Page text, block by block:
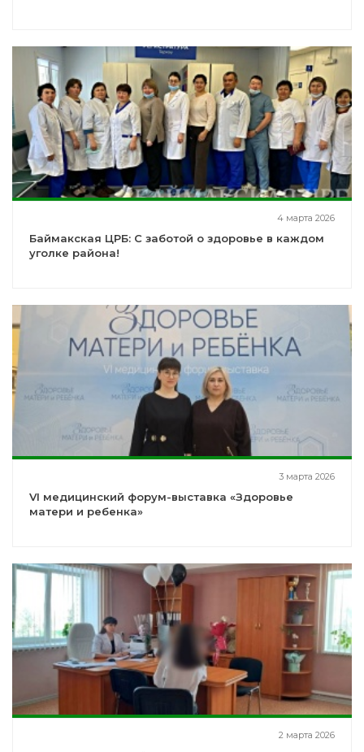
4 марта 2026
Баймакская ЦРБ: С заботой о здоровье в каждом
уголке района!
3 марта 2026
VI медицинский форум-выставка «Здоровье
матери и ребенка»
2 марта 2026